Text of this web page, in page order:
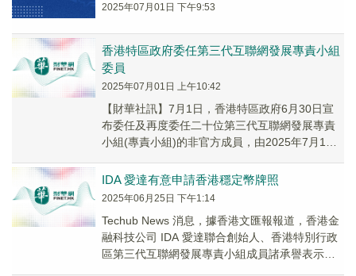
2025年07月01日 下午9:53
香港特區政府委任第三代互聯網發展專責小組
委員
2025年07月01日 上午10:42
【財華社訊】7月1日，香港特區政府6月30日宣
布委任及再度委任二十位第三代互聯網發展專責
小組(專責小組)的非官方成員，由2025年7月1日
IDA 愛達有意申請香港穩定幣牌照
2025年06月25日 下午1:14
Techub News 消息，據香港文匯報報道，香港金
融科技公司 IDA 愛達聯合創始人、香港特別行政
區第三代互聯網發展專責小組成員諸承譽表示，